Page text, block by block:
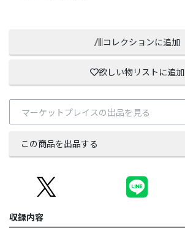
コレクションに追加
欲しい物リストに追加
マーケットプレイスの出品を見る
この商品を出品する
収録内容